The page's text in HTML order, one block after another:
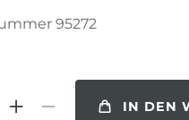
95272
IN DEN